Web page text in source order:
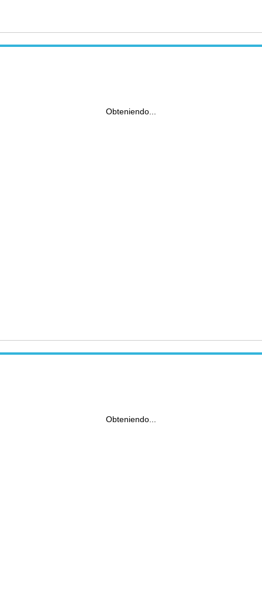
Obteniendo...
Obteniendo...